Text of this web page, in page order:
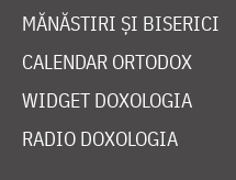
MĂNĂSTIRI ȘI BISERICI
CALENDAR ORTODOX
WIDGET DOXOLOGIA
RADIO DOXOLOGIA